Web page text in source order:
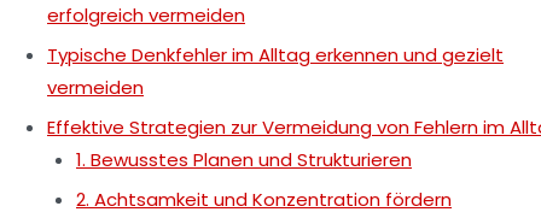
erfolgreich vermeiden
Typische Denkfehler im Alltag erkennen und gezielt
vermeiden
Effektive Strategien zur Vermeidung von Fehlern im
1. Bewusstes Planen und Strukturieren
2. Achtsamkeit und Konzentration fördern